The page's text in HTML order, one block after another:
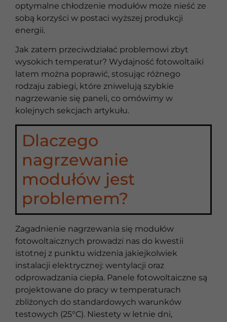
optymalne chłodzenie modułów może nieść ze
sobą korzyści w postaci wyższej produkcji
energii.
Jak zatem przeciwdziałać problemowi zbyt
wysokich temperatur? Wydajność fotowoltaiki
latem można poprawić, stosując różnego
rodzaju zabiegi, które zniwelują szybkie
nagrzewanie się paneli, co omówimy w
kolejnych sekcjach artykułu.
Dlaczego
nagrzewanie
modułów jest
problemem?
Zagadnienie nagrzewania się modułów
fotowoltaicznych prowadzi nas do kwestii
istotnej z punktu widzenia jakiejkolwiek
instalacji elektrycznej: wentylacji oraz
odprowadzania ciepła. Panele fotowoltaiczne są
projektowane do pracy w temperaturach
zbliżonych do standardowych warunków
testowych (25°C). Niestety w letnie dni,